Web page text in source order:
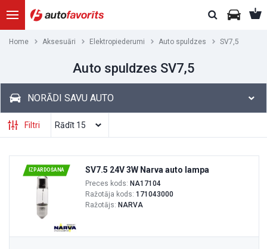
Home Aksesuāri Elektropiederumi Auto spuldzes SV7,5
Auto spuldzes SV7,5
NORĀDI SAVU AUTO
Filtri
IZPĀRDOŠANA SV7.5 24V 3W Narva auto lampa
Preces kods: NA17104
Ražotāja kods: 171043000
Ražotājs: NARVA